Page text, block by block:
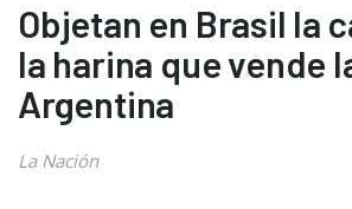
Objetan en Brasil la
la harina que vende
Argentina
La Nación